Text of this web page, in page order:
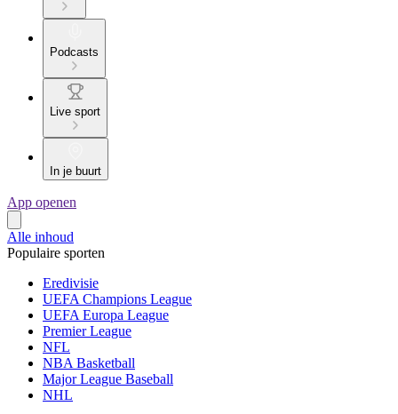
Podcasts
Live sport
In je buurt
App openen
Alle inhoud
Populaire sporten
Eredivisie
UEFA Champions League
UEFA Europa League
Premier League
NFL
NBA Basketball
Major League Baseball
NHL